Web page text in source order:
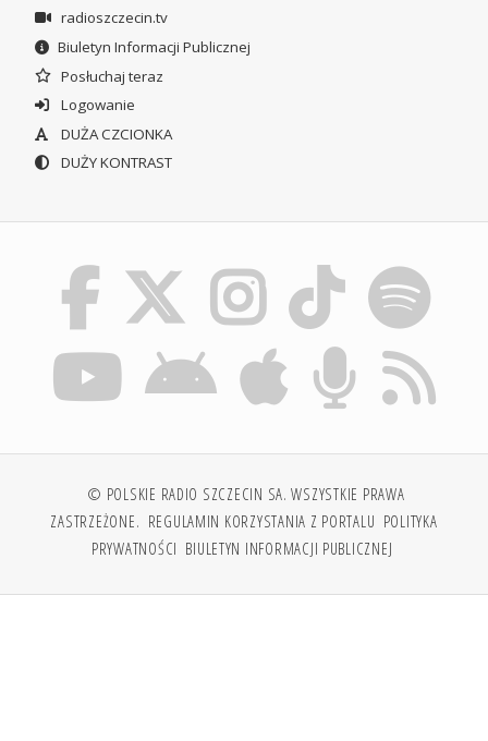
radioszczecin.tv
Biuletyn Informacji Publicznej
Posłuchaj teraz
Logowanie
DUŻA CZCIONKA
DUŻY KONTRAST
© POLSKIE RADIO SZCZECIN SA. WSZYSTKIE PRAWA
ZASTRZEŻONE. REGULAMIN KORZYSTANIA Z PORTALU POLITYKA
PRYWATNOŚCI BIULETYN INFORMACJI PUBLICZNEJ